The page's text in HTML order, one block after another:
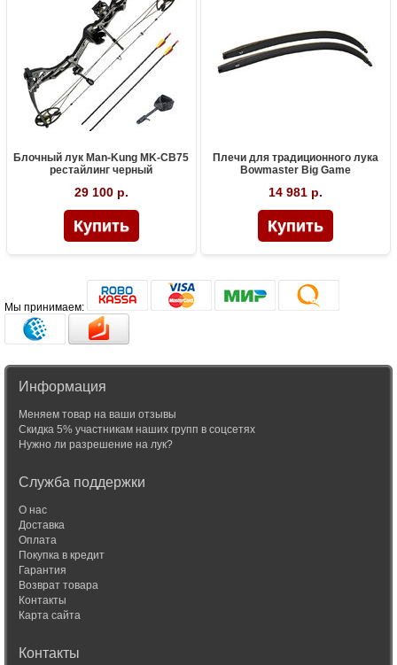
Блочный лук Man-Kung MK-CB75
рестайлинг черный
29 100 р.
Плечи для традиционного лука
Bowmaster Big Game
14 981 р.
Мы принимаем:
Информация
Меняем товар на ваши отзывы
Скидка 5% участникам наших групп в соцсетях
Нужно ли разрешение на лук?
Служба поддержки
О нас
Доставка
Оплата
Покупка в кредит
Гарантия
Возврат товара
Контакты
Карта сайта
Контакты